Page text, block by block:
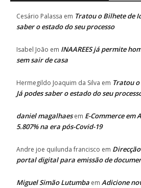
Cesário Palassa em Tratou o Bilhete de
saber o estado do seu processo
Isabel João em INAAREES já permite
sem sair de casa
Hermegildo Joaquim da Silva em Tratou
Já podes saber o estado do seu
daniel magalhaesem E-Commerce em
5.807% na era pós-Covid-19
Andre joe quilunda francisco em
portal digital para emissão de
Miguel Simão Lutumba em Adicione